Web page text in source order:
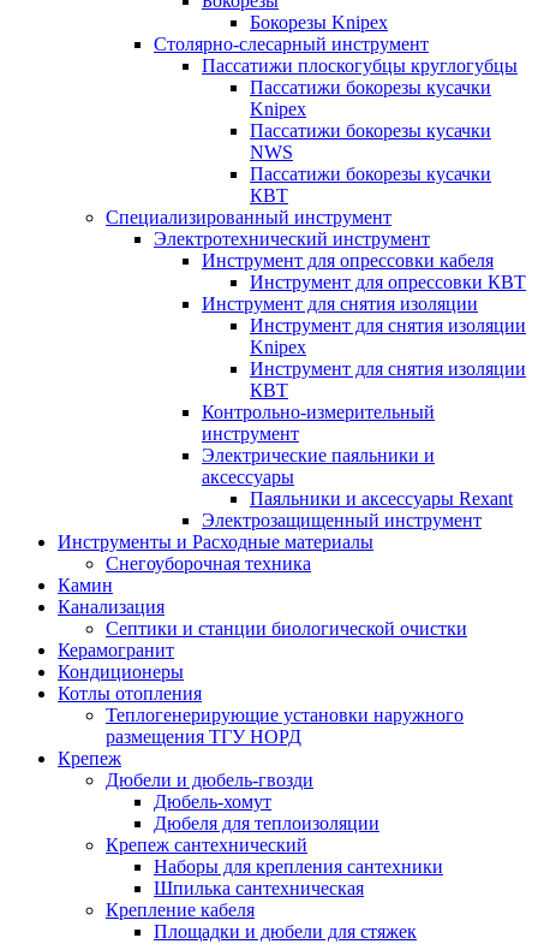
Бокорезы Knipex
Столярно-слесарный инструмент
Пассатижи плоскогубцы круглогубцы
Пассатижи бокорезы кусачки
Knipex
Пассатижи бокорезы кусачки
NWS
Пассатижи бокорезы кусачки
КВТ
Специализированный инструмент
Электротехнический инструмент
Инструмент для опрессовки кабеля
Инструмент для опрессовки КВТ
Инструмент для снятия изоляции
Инструмент для снятия изоляции
Knipex
Инструмент для снятия изоляции
КВТ
Контрольно-измерительный
инструмент
Электрические паяльники и
аксессуары
Паяльники и аксессуары Rexant
Электрозащищенный инструмент
Инструменты и Расходные материалы
Снегоуборочная техника
Камин
Канализация
Септики и станции биологической очистки
Керамогранит
Кондиционеры
Котлы отопления
Теплогенерирующие установки наружного
размещения ТГУ НОРД
Крепеж
Дюбели и дюбель-гвозди
Дюбель-хомут
Дюбеля для теплоизоляции
Крепеж сантехнический
Наборы для крепления сантехники
Шпилька сантехническая
Крепление кабеля
Площадки и дюбели для стяжек